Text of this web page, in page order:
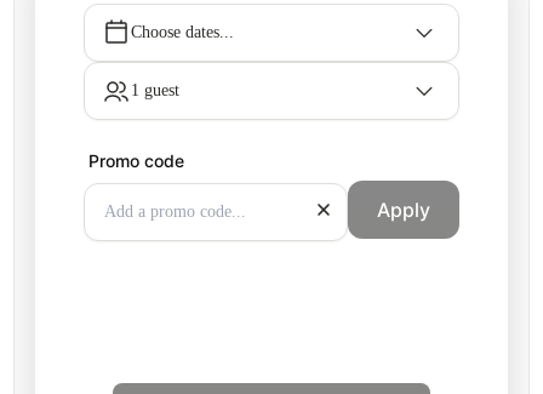
Choose dates...
1 guest
Promo code
Apply